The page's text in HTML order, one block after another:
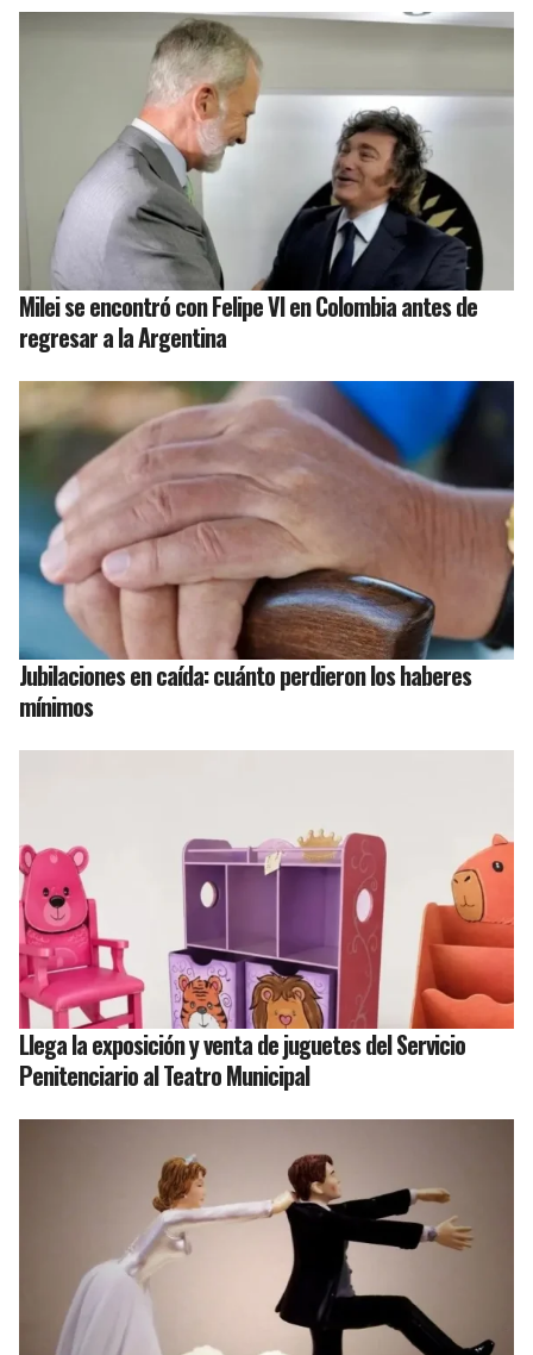
Milei se encontró con Felipe VI en Colombia antes de
regresar a la Argentina
Jubilaciones en caída: cuánto perdieron los haberes
mínimos
Llega la exposición y venta de juguetes del Servicio
Penitenciario al Teatro Municipal